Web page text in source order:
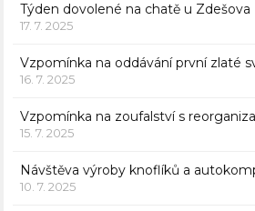
Týden dovolené na chatě u Zdešova
17. 7. 2025
Vzpomínka na oddávání první zlaté
16. 7. 2025
Vzpomínka na zoufalství s
15. 7. 2025
Návštěva výroby knoflíků a
10. 7. 2025